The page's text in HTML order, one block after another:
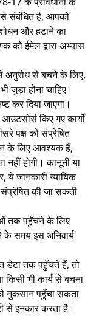
संबंधित है, आपको
और हटाने का
को ईमेल द्वारा अभ्यास
अनुरोध से बचने के लिए,
जुड़ा होना चाहिए।
कर दिया जाएगा।
किए गए कार्यों
पक्ष को संप्रेषित
के लिए आवश्यक हैं,
होगी। कानूनी या
ये जानकारी न्यायिक
की जा सकती
तक पहुँचने के लिए
के समय इस अनिवार्य
डेटा तक पहुँचते हैं, तो
भी कार्य से बचना
को नुकसान पहुँचा सकता
से इनकार करता है।